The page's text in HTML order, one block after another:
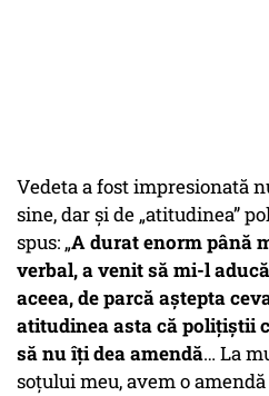
Vedeta a fost impresionată
sine, dar și de „atitudinea”
spus: „A durat enorm până
verbal, a venit să mi-l
aceea, de parcă aștepta
atitudinea asta că polițiștii
să nu îți dea amendă… La
soțului meu, avem o